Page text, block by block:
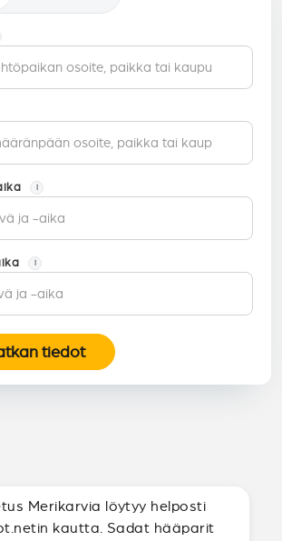
i
i
tiedot
Merikarvia löytyy helposti
kautta. Sadat hääparit